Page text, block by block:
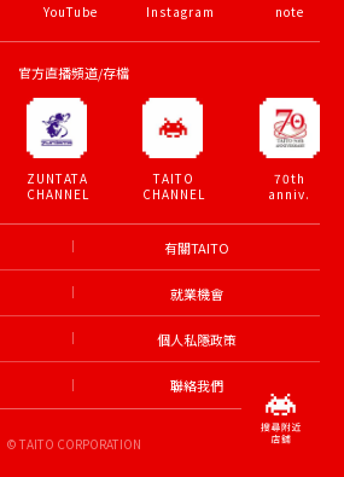
YouTube Instagram note
官方直播頻道/存檔
ZUNTATA
CHANNEL
TAITO
CHANNEL
70th
anniv.
有關TAITO
就業機會
個人私隱政策
聯絡我們
© TAITO CORPORATION